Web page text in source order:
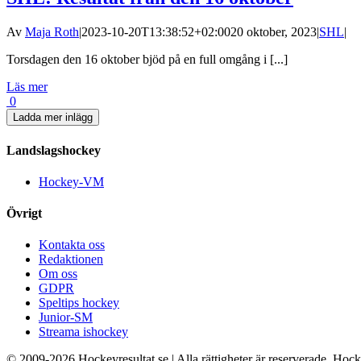
Av Maja Roth|2023-10-20T13:38:52+02:0020 oktober, 2023|SHL|
Torsdagen den 16 oktober bjöd på en full omgång i [...]
Läs mer
0
Ladda mer inlägg
Landslagshockey
Hockey-VM
Övrigt
Kontakta oss
Redaktionen
Om oss
GDPR
Speltips hockey
Junior-SM
Streama ishockey